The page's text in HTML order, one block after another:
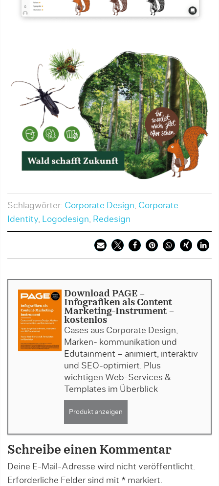
Schlagwörter: Corporate Design, Corporate
Identity, Logodesign, Redesign
Download PAGE -
Infografiken als Content-
Marketing-Instrument -
kostenlos
Cases aus Corporate Design,
Marken- kommunikation und
Edutainment – animiert, interaktiv
und SEO-optimiert. Plus
wichtigen Web-Services &
Templates im Überblick
Produkt anzeigen
Schreibe einen Kommentar
Deine E-Mail-Adresse wird nicht veröffentlicht.
Erforderliche Felder sind mit * markiert.